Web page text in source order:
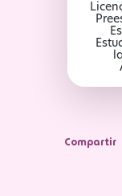
Compartir